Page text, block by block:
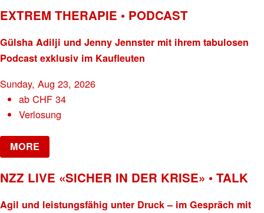
EXTREM THERAPIE • PODCAST
Gülsha Adilji und Jenny Jennster mit ihrem tabulosen
Podcast exklusiv im Kaufleuten
Sunday, Aug 23, 2026
abCHF 34
Verlosung
MORE
NZZ LIVE «SICHER IN DER KRISE» • TALK
Agil und leistungsfähig unter Druck – im Gespräch mit